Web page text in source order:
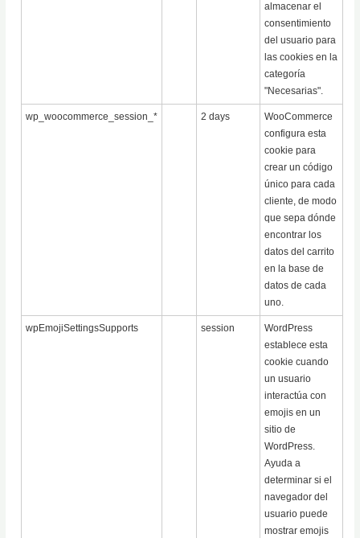
almacenar el
consentimiento
del usuario para
las cookies en la
categoría
"Necesarias".
wp_woocommerce_session_* 2 days
WooCommerce
configura esta
cookie para
crear un código
único para cada
cliente, de modo
que sepa dónde
encontrar los
datos del carrito
en la base de
datos de cada
uno.
wpEmojiSettingsSupports session
WordPress
establece esta
cookie cuando
un usuario
interactúa con
emojis en un
sitio de
WordPress.
Ayuda a
determinar si el
navegador del
usuario puede
mostrar emojis